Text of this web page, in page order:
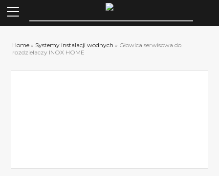
Home » Systemy instalacji wodnych » Głowica serwisowa do
rozdzielaczy INOX HOME